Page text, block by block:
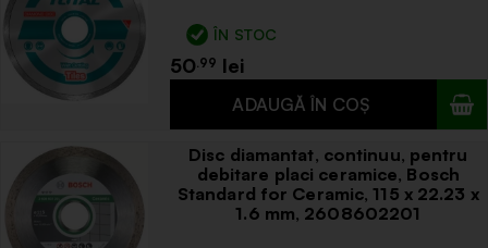
ÎN STOC
50.99
Disc diamantat, continuu, pentru
debitare placi ceramice, Bosch
Standard for Ceramic, 115 x 22.23 x
1.6 mm, 2608602201